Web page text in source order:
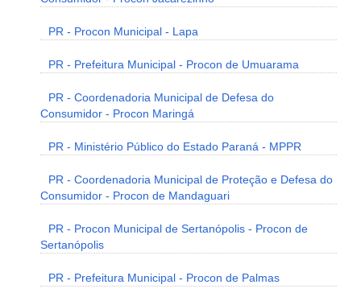
PR - Procon Municipal - Lapa
PR - Prefeitura Municipal - Procon de Umuarama
PR - Coordenadoria Municipal de Defesa do
Consumidor - Procon Maringá
PR - Ministério Público do Estado Paraná - MPPR
PR - Coordenadoria Municipal de Proteção e Defesa do
Consumidor - Procon de Mandaguari
PR - Procon Municipal de Sertanópolis - Procon de
Sertanópolis
PR - Prefeitura Municipal - Procon de Palmas